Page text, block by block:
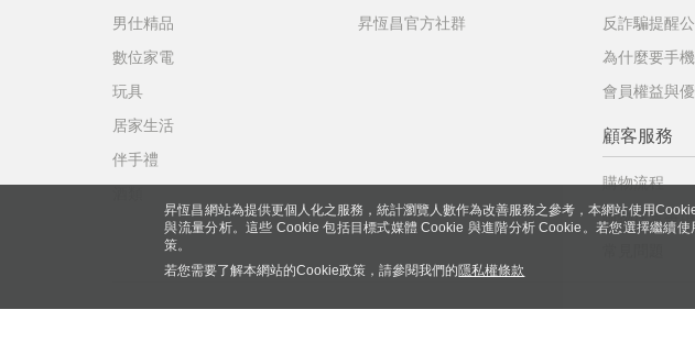
昇恆昌網站為提供更個人化之服務，統計瀏覽人數作為改善服務之參考，本網站使用
與流量分析。這些 Cookie 包括目標式媒體 Cookie 與進階分析 Cookie。若您選擇繼續
策。
若您需要了解本網站的Cookie政策，請參閱我們的隱私權條款
男仕精品
數位家電
玩具
居家生活
伴手禮
昇恆昌官方社群
反詐騙提醒
為什麼要手
會員權益與
顧客服務
購物流程
購物注意事項